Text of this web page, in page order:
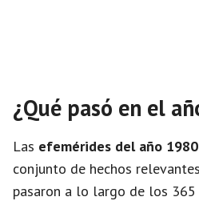
¿Qué pasó en el
Las efemérides del año 1980
conjunto de hechos
pasaron a lo largo de los